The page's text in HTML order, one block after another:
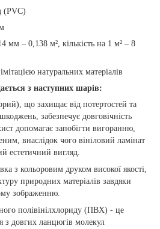
(PVC)
мм – 0,138 м², кількість на 1 м² – 8
натуральних матеріалів
з наступних шарів:
що захищає від потертостей та
забезпечує довговічність
допомагає запобігти вигоранню,
внаслідок чого вініловий ламінат
естетичний вигляд.
з кольоровим друком високої якості,
природних матеріалів завдяки
зображенню.
полівінілхлориду (ПВХ) - це
з довгих ланцюгів молекул